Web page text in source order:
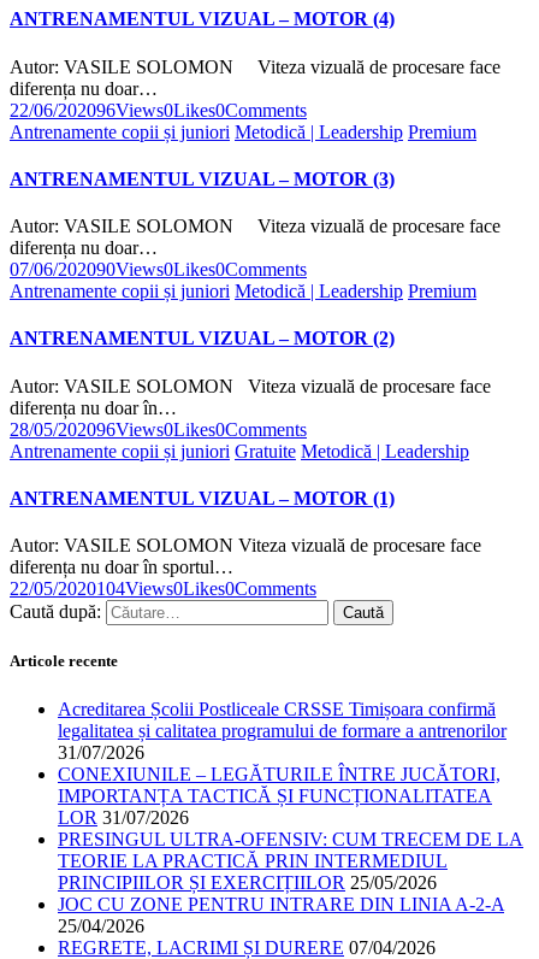
ANTRENAMENTUL VIZUAL – MOTOR (4)
Autor: VASILE SOLOMON Viteza vizuală de procesare face
diferența nu doar…
22/06/202096Views0Likes0Comments
Antrenamente copii și juniori Metodică | Leadership Premium
ANTRENAMENTUL VIZUAL – MOTOR (3)
Autor: VASILE SOLOMON Viteza vizuală de procesare face
diferența nu doar…
07/06/202090Views0Likes0Comments
Antrenamente copii și juniori Metodică | Leadership Premium
ANTRENAMENTUL VIZUAL – MOTOR (2)
Autor: VASILE SOLOMON Viteza vizuală de procesare face
diferența nu doar în…
28/05/202096Views0Likes0Comments
Antrenamente copii și juniori Gratuite Metodică | Leadership
ANTRENAMENTUL VIZUAL – MOTOR (1)
Autor: VASILE SOLOMON Viteza vizuală de procesare face
diferența nu doar în sportul…
22/05/2020104Views0Likes0Comments
Caută după:
Articole recente
Acreditarea Școlii Postliceale CRSSE Timișoara confirmă
legalitatea și calitatea programului de formare a antrenorilor
31/07/2026
CONEXIUNILE – LEGĂTURILE ÎNTRE JUCĂTORI,
IMPORTANȚA TACTICĂ ȘI FUNCȚIONALITATEA
LOR 31/07/2026
PRESINGUL ULTRA-OFENSIV: CUM TRECEM DE LA
TEORIE LA PRACTICĂ PRIN INTERMEDIUL
PRINCIPIILOR ȘI EXERCIȚIILOR 25/05/2026
JOC CU ZONE PENTRU INTRARE DIN LINIA A-2-A
25/04/2026
REGRETE, LACRIMI ȘI DURERE 07/04/2026